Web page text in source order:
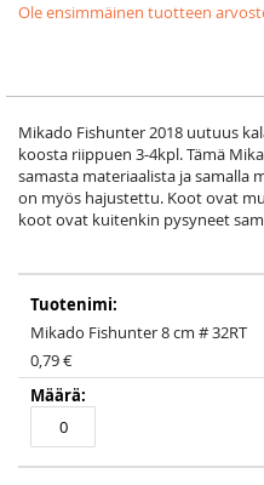
Ole ensimmäinen tuotteen
Mikado Fishunter 2018 uutuus
koosta riippuen 3-4kpl. Tämä
samasta materiaalista ja samalla
on myös hajustettu. Koot ovat
koot ovat kuitenkin pysyneet
product
items
Mikado Fishunter 8 cm # 32RT
0,79 €
to
the
images
gallery